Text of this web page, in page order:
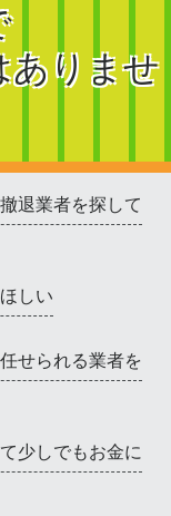
ありませ
退業者を探して
しい
せられる業者を
少しでもお金に